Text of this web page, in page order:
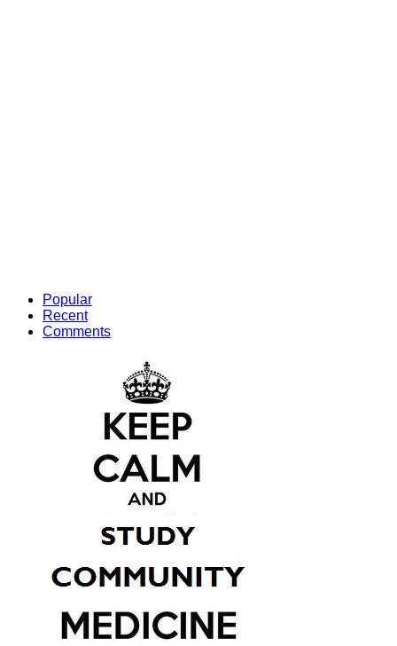
Popular
Recent
Comments